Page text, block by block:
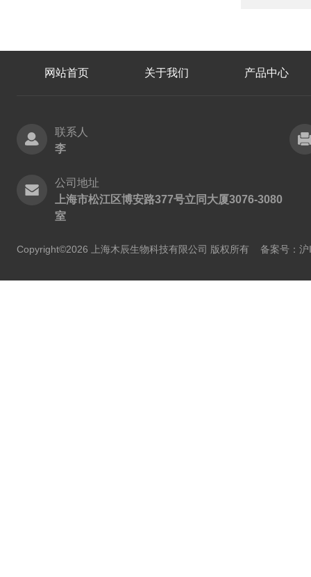
网站首页 关于我们 产品中心
联系人
李
公司地址
上海市松江区博安路377号立同大厦3076-3080
室
Copyright©2026 上海木辰生物科技有限公司 版权所有 备案号：